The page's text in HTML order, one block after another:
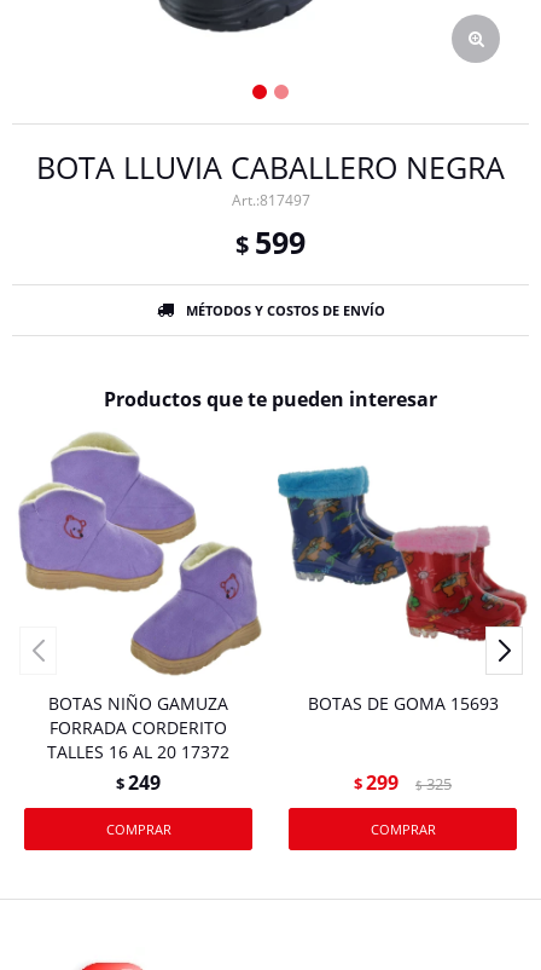
BOTA LLUVIA CABALLERO NEGRA
817497
$ 599
MÉTODOS Y COSTOS DE ENVÍO
Productos que te pueden interesar
BOTAS NIÑO GAMUZA
FORRADA CORDERITO
TALLES 16 AL 20 17372
$249
BOTAS DE GOMA 15693
$299 $ 325